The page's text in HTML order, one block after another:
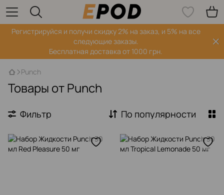
Регистрируйся‌ и получи скидку 2% на заказ, и 5% на все
следующие заказы.
Бесплатная доставка от 1000 грн.
Punch
Товары от Punch
Фильтр По популярности